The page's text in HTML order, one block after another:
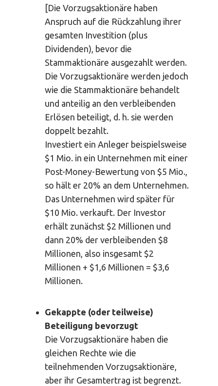
[Die Vorzugsaktionäre haben
Anspruch auf die Rückzahlung ihrer
gesamten Investition (plus
Dividenden), bevor die
Stammaktionäre ausgezahlt werden.
Die Vorzugsaktionäre werden jedoch
wie die Stammaktionäre behandelt
und anteilig an den verbleibenden
Erlösen beteiligt, d. h. sie werden
doppelt bezahlt.
Investiert ein Anleger beispielsweise
$1 Mio. in ein Unternehmen mit einer
Post-Money-Bewertung von $5 Mio.,
so hält er 20% an dem Unternehmen.
Das Unternehmen wird später für
$10 Mio. verkauft. Der Investor
erhält zunächst $2 Millionen und
dann 20% der verbleibenden $8
Millionen, also insgesamt $2
Millionen + $1,6 Millionen = $3,6
Millionen.
Gekappte (oder teilweise)
Beteiligung bevorzugt
Die Vorzugsaktionäre haben die
gleichen Rechte wie die
teilnehmenden Vorzugsaktionäre,
aber ihr Gesamtertrag ist begrenzt.